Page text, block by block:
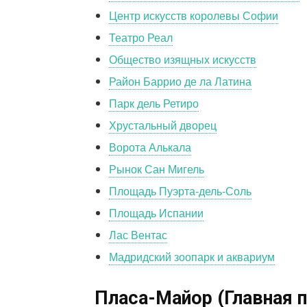
Центр искусств королевы Софии
Театро Реал
Общество изящных искусств
Район Баррио де ла Латина
Парк дель Ретиро
Хрустальный дворец
Ворота Алькала
Рынок Сан Мигель
Площадь Пуэрта-дель-Соль
Площадь Испании
Лас Вентас
Мадридский зоопарк и аквариум
Пласа-Майор (Главная